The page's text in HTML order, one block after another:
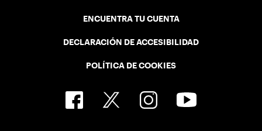
ENCUENTRA TU CUENTA
DECLARACIÓN DE ACCESIBILIDAD
POLÍTICA DE COOKIES